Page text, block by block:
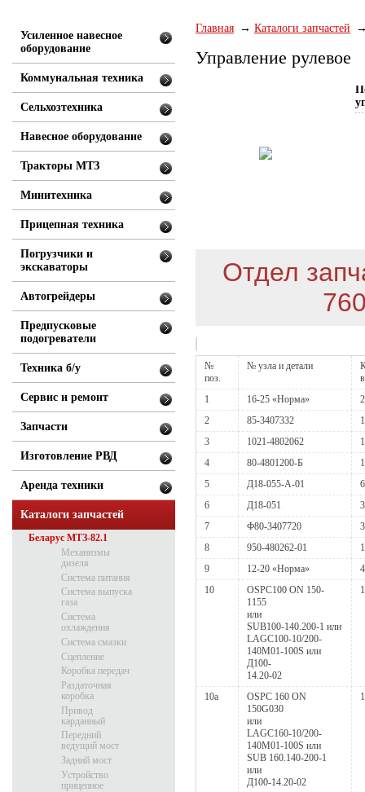
Главная Каталоги запчастей
Управление рулевое
Отдел
№
поз.
№ узла и детали
1
16-25 «Норма»
2
2
85-3407332
1
3
1021-4802062
1
4
80-4801200-Б
1
5
Д18-055-А-01
6
6
Д18-051
3
7
Ф80-3407720
3
8
950-480262-01
1
9
12-20 «Норма»
4
10
OSPC100 ON 150-
1155
или
SUB100-140.200-1 или
LAGC100-10/200-
140М01-100S или
Д100-
14.20-02
1
10a
OSPC 160 ON
150G030
или
LAGC160-10/200-
140М01-100S или
SUB 160.140-200-1
или
Д100-14.20-02
1
Усиленное навесное
оборудование
Коммунальная техника
Сельхозтехника
Навесное оборудование
Тракторы МТЗ
Минитехника
Прицепная техника
Погрузчики и
экскаваторы
Автогрейдеры
Предпусковые
подогреватели
Техника б/у
Сервис и ремонт
Запчасти
Изготовление РВД
Аренда техники
Каталоги запчастей
Беларус МТЗ-82.1
Механизмы
дизеля
Система питания
Система выпуска
газа
Система
охлаждения
Система смазки
Сцепление
Коробка передач
Раздаточная
коробка
Привод
карданный
Передний
ведущий мост
Задний мост
Устройство
прицепное